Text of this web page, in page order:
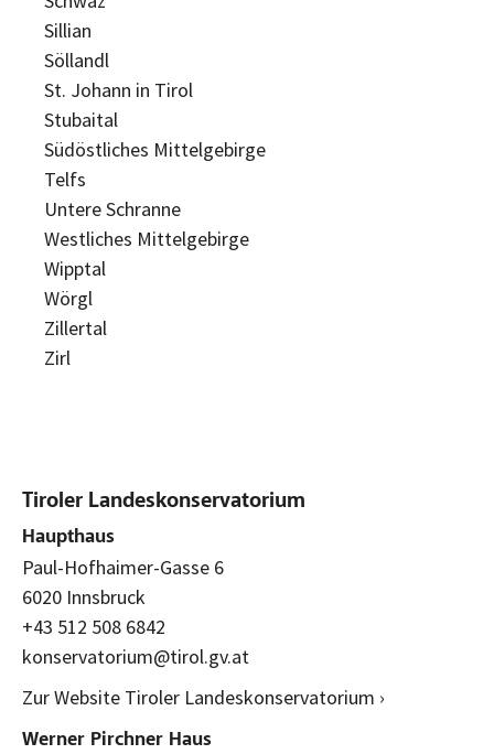
Sillian
Söllandl
St. Johann in Tirol
Stubaital
Südöstliches Mittelgebirge
Telfs
Untere Schranne
Westliches Mittelgebirge
Wipptal
Wörgl
Zillertal
Zirl
Tiroler Landeskonservatorium
Haupthaus
Paul-Hofhaimer-Gasse 6
6020 Innsbruck
+43 512 508 6842
konservatorium@tirol.gv.at
Zur Website Tiroler Landeskonservatorium ›
Werner Pirchner Haus